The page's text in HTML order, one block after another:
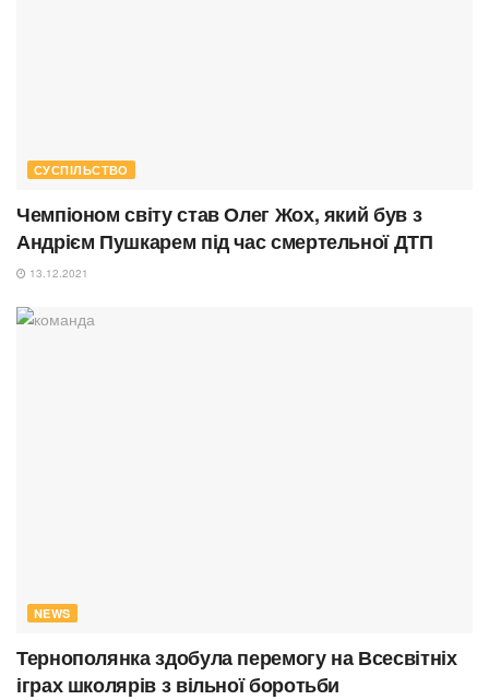
СУСПІЛЬСТВО
Чемпіоном світу став Олег Жох, який був з
Андрієм Пушкарем під час смертельної ДТП
13.12.2021
NEWS
Тернополянка здобула перемогу на Всесвітніх
іграх школярів з вільної боротьби